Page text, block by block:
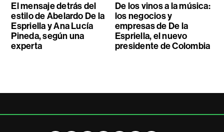
El mensaje detrás del
estilo de Abelardo De la
Espriella y Ana Lucía
Pineda, según una
experta
De los vinos a la música:
los negocios y
empresas de De la
Espriella, el nuevo
presidente de Colombia